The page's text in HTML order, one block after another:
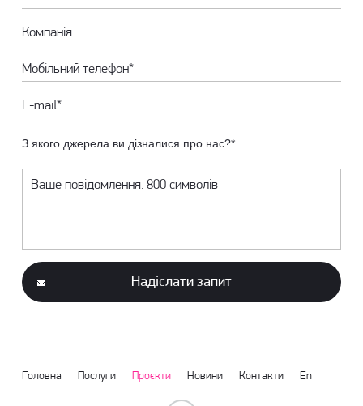
З якого джерела ви дізналися про нас?*
Надіслати запит
Головна Послуги Проєкти Новини Контакти En